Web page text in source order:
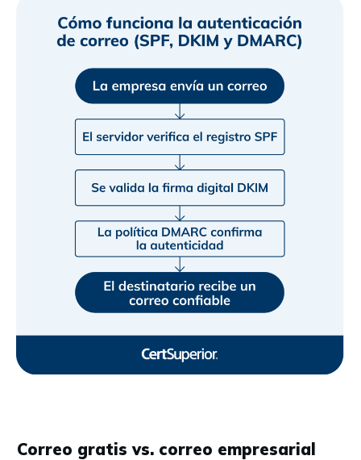
Correo gratis vs. correo empresarial